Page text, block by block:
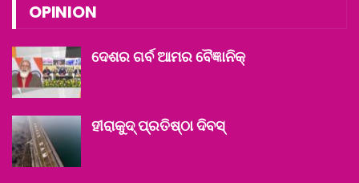
OPINION
ଦେଶର ଗର୍ବ ଆମର ବୈଜ୍ଞାନିକ୍‌
ହୀରାକୁଦ୍ ପ୍ରତିଷ୍ଠା ଦିବସ୍‌